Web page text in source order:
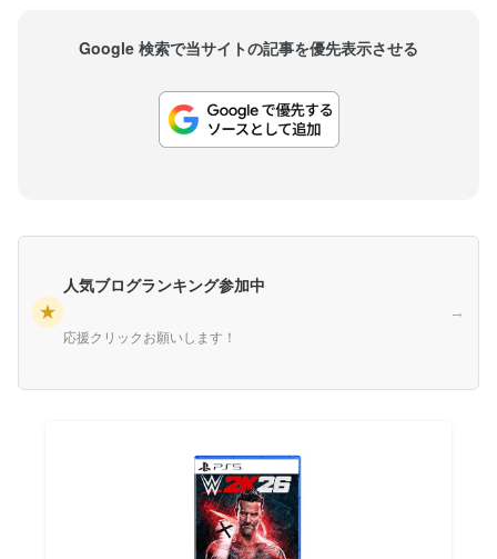
Google 検索で当サイトの記事を優先表示させる
★
人気ブログランキング参加中
応援クリックお願いします！
→